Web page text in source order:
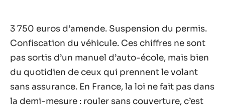
3 750 euros d’amende. Suspension du permis.
Confiscation du véhicule. Ces chiffres ne sont
pas sortis d’un manuel d’auto-école, mais bien
du quotidien de ceux qui prennent le volant
sans assurance. En France, la loi ne fait pas dans
la demi-mesure : rouler sans couverture, c’est